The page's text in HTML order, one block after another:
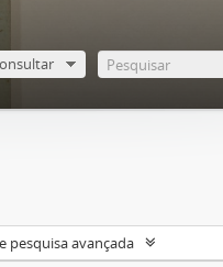
pesquisa avançada